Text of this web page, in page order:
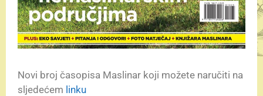
Novi broj časopisa Maslinar koji možete naručiti na
sljedećem linku